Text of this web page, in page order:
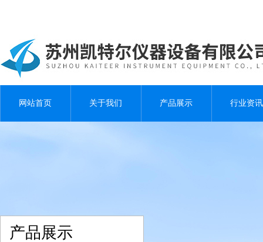
网站首页 关于我们 产品展示 行业资讯
产品展示